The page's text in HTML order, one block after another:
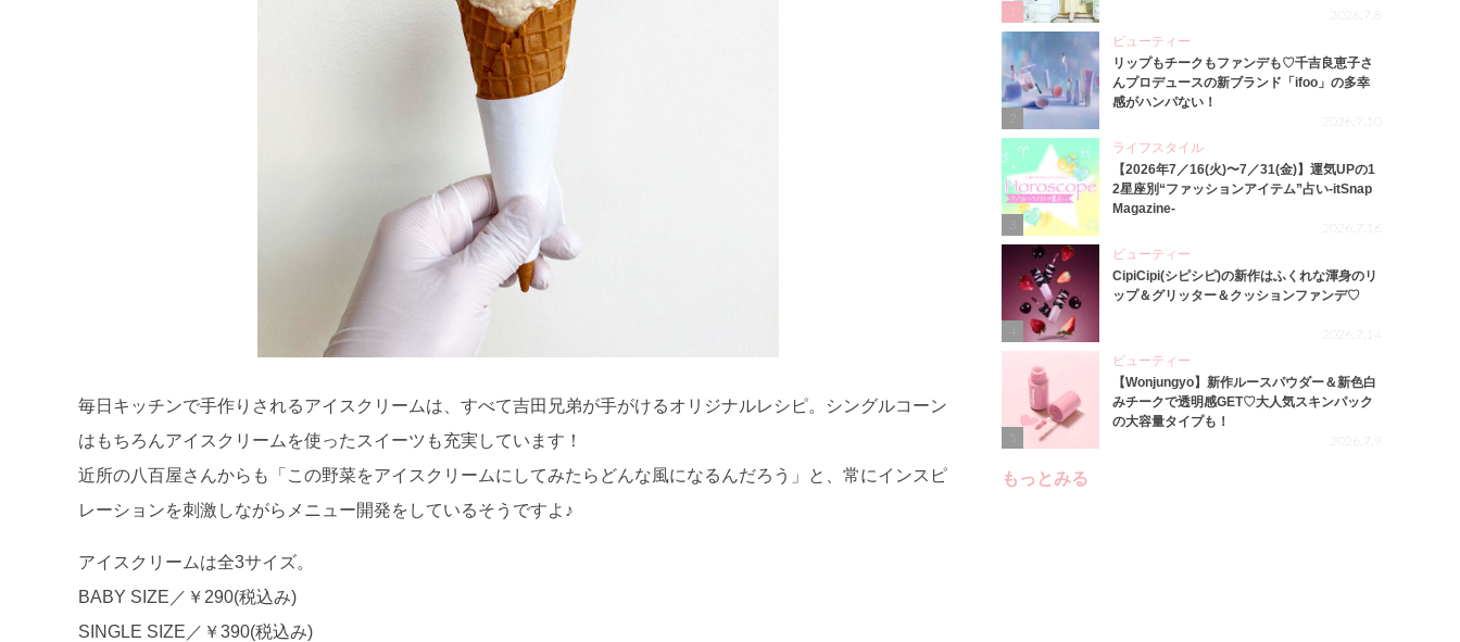
毎日キッチンで手作りされるアイスクリームは、すべて吉田兄弟が手がけるオリジナルレシピ。シングルコーン
はもちろんアイスクリームを使ったスイーツも充実しています！
近所の八百屋さんからも「この野菜をアイスクリームにしてみたらどんな風になるんだろう」と、常にインスピ
レーションを刺激しながらメニュー開発をしているそうですよ♪
アイスクリームは全3サイズ。
BABY SIZE／￥290(税込み)
SINGLE SIZE／￥390(税込み)
2026.7.8
ビューティー
リップもチークもファンデも♡千吉良恵子さ
んプロデュースの新ブランド「ifoo」の多幸
感がハンパない！
2026.7.10
3
ライフスタイル
【2026年7／16(火)〜7／31(金)】運気UPの1
2星座別“ファッションアイテム”占い-itSnap
Magazine-
2026.7.16
4
ビューティー
CipiCipi(シピシピ)の新作はふくれな渾身のリ
ップ＆グリッター＆クッションファンデ♡
2026.7.14
ビューティー
【Wonjungyo】新作ルースパウダー＆新色白
みチークで透明感GET♡大人気スキンパック
の大容量タイプも！
2026.7.9
もっとみる